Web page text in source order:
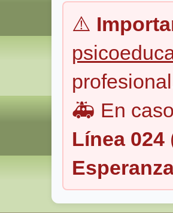
⚠️
🚑 En
Línea 024